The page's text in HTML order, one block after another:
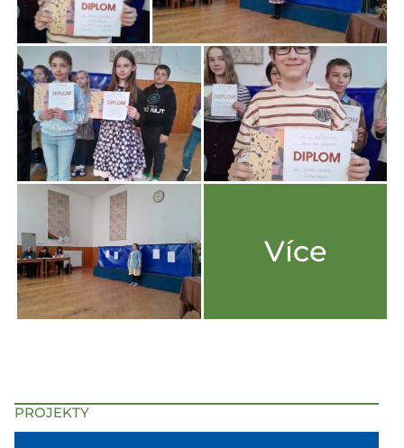
PROJEKTY
Více